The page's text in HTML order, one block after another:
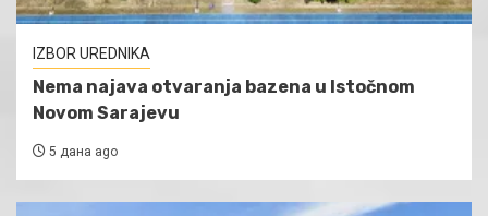
IZBOR UREDNIKA
Nema najava otvaranja bazena u Istočnom
Novom Sarajevu
5 дана ago